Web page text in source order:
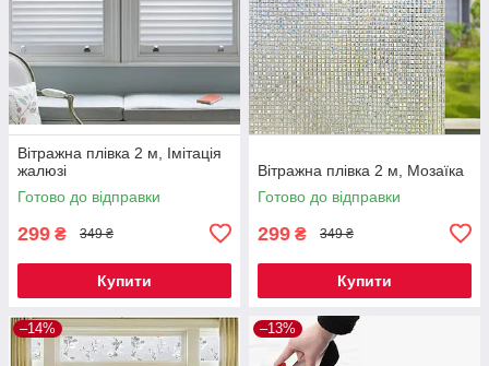
Вітражна плівка 2 м, Імітація
жалюзі
Готово до відправки
299 ₴ 349 ₴
Купити
Вітражна плівка 2 м, Мозаїка
Готово до відправки
299 ₴ 349 ₴
Купити
–14% –13%